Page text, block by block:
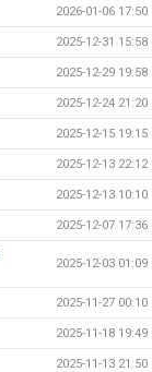
2026-01-06 17:50
2025-12-31 15:58
2025-12-29 19:58
2025-12-24 21:20
2025-12-15 19:15
2025-12-13 22:12
2025-12-13 10:10
2025-12-07 17:36
2025-12-03 01:09
2025-11-27 00:10
2025-11-18 19:49
2025-11-13 21:50